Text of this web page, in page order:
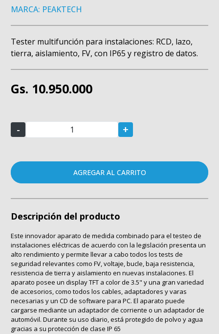
MARCA: PEAKTECH
Tester multifunción para instalaciones: RCD, lazo,
tierra, aislamiento, FV, con IP65 y registro de datos.
Gs. 10.950.000
- +
AGREGAR AL CARRITO
Descripción del producto
Este innovador aparato de medida combinado para el testeo de
instalaciones eléctricas de acuerdo con la legislación presenta un
alto rendimiento y permite llevar a cabo todos los tests de
seguridad relevantes como FV, voltaje, bucle, baja resistencia,
resistencia de tierra y aislamiento en nuevas instalaciones. El
aparato posee un display TFT a color de 3.5" y una gran variedad
de accesorios, como todos los cables, adaptadores y varas
necesarias y un CD de software para PC. El aparato puede
cargarse mediante un adaptador de corriente o un adaptador de
automóvil. Durante su uso diario, está protegido de polvo y agua
gracias a su protección de clase IP 65